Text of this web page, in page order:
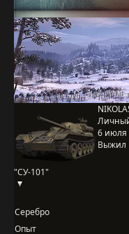
"СУ-101"
6 июля
Выжил
Серебро
Опыт